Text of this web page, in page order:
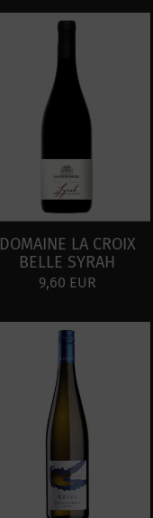
DOMAINE LA CROIX
BELLE SYRAH
9,60 EUR